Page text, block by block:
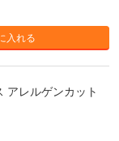
入れる
アレルゲンカット